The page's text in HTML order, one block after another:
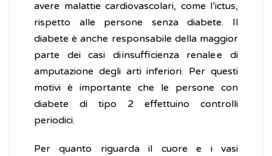
avere malattie cardiovascolari, come l’ictus,
rispetto alle persone senza diabete. Il
diabete è anche responsabile della maggior
parte dei casi di insufficienza renale e di
amputazione degli arti inferiori. Per questi
motivi è importante che le persone con
diabete di tipo 2 effettuino controlli
periodici.
Per quanto riguarda il cuore e i vasi